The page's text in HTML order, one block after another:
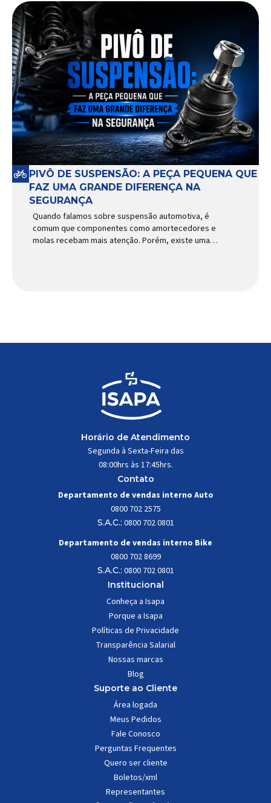
PIVÔ DE SUSPENSÃO: A PEÇA PEQUENA QUE
FAZ UMA GRANDE DIFERENÇA NA
SEGURANÇA
Quando falamos sobre suspensão automotiva, é
comum que componentes como amortecedores e
molas recebam mais atenção. Porém, existe uma
Horário de Atendimento
Segunda à Sexta-Feira das
08:00hrs às 17:45hrs.
Contato
Departamento de vendas interno Auto
0800 702 2575
S.A.C.: 0800 702 0801
Departamento de vendas interno Bike
0800 702 8699
S.A.C.: 0800 702 0801
Institucional
Conheça a Isapa
Porque a Isapa
Políticas de Privacidade
Transparência Salarial
Nossas marcas
Blog
Suporte ao Cliente
Área logada
Meus Pedidos
Fale Conosco
Perguntas Frequentes
Quero ser cliente
Boletos/xml
Representantes